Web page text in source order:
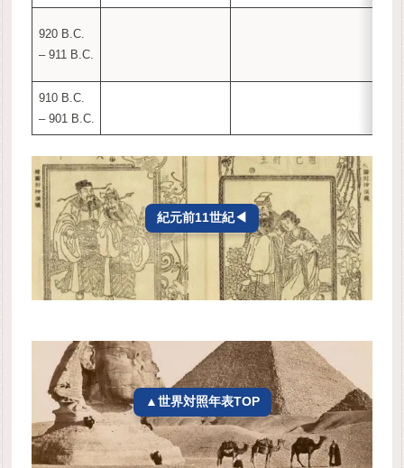
920 B.C.
– 911 B.C.
910 B.C.
– 901 B.C.
紀元前11世紀◀
▲世界対照年表TOP